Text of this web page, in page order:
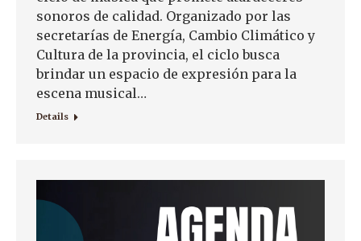
sonoros de calidad. Organizado por las
secretarías de Energía, Cambio Climático y
Cultura de la provincia, el ciclo busca
brindar un espacio de expresión para la
escena musical…
Details